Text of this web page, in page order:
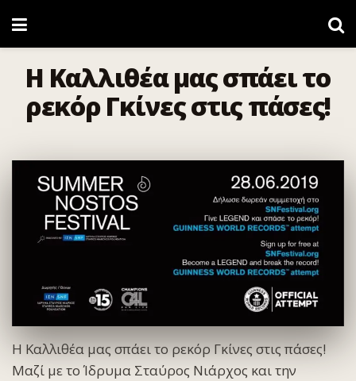
Η Καλλιθέα μας σπάει το
ρεκόρ Γκίνες στις πάσες!
Η Καλλιθέα μας σπάει το ρεκόρ Γκίνες στις πάσες!
Μαζί με το Ίδρυμα Σταύρος Νιάρχος και την